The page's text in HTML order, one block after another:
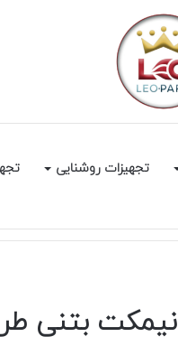
تجهیزات روشنایی
نیمکت بتنی